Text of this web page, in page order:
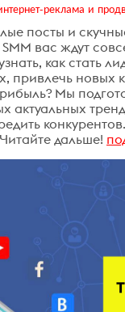
посты и
вас ждут
как стать
привлечь новых
Мы
актуальных
конкурентов.
дальше!